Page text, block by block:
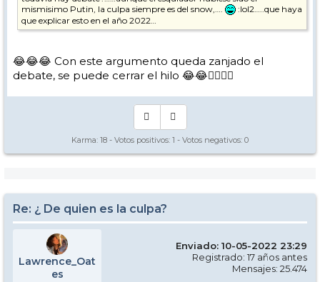
mismisimo Putin, la culpa siempre es del snow,….
:lol2…..que haya
que explicar esto en el año 2022…
😂😂😂 Con este argumento queda zanjado el
debate, se puede cerrar el hilo 😂😂👍🏼👍🏼
Karma: 18 - Votos positivos: 1 - Votos negativos: 0
Re: ¿ De quien es la culpa?
Lawrence_Oat
es
Enviado: 10-05-2022 23:29
Registrado: 17 años antes
Mensajes: 25.474